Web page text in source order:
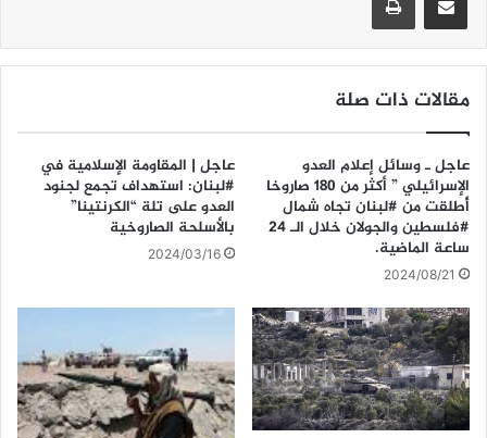
o
o
k
p
مقالات ذات صلة
عاجل ـ وسائل إعلام العدو
الإسرائيلي ” أكثر من 180 صاروخا
أُطلقت من #لبنان تجاه شمال
#فلسطين والجولان خلال الـ 24
ساعة الماضية.
2024/08/21
عاجل | المقاومة الإسلامية في
#لبنان: استهداف تجمع ‏لجنود
العدو على تلة “الكرنتينا”
بالأسلحة الصاروخية
2024/03/16